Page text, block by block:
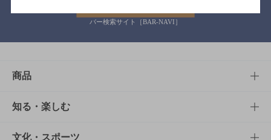
バー検索サイト［BAR-NAVI］
商品
商品TOP
商品一覧
知る・楽しむ
知る・楽しむTOP
文化・スポーツ